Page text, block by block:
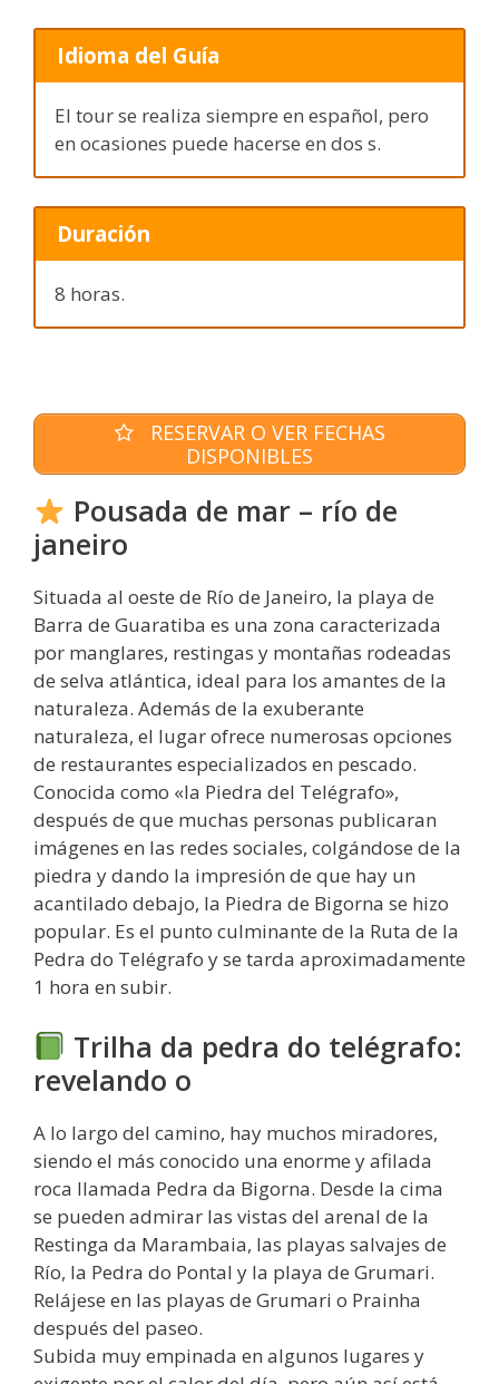
Idioma del Guía
El tour se realiza siempre en español, pero
en ocasiones puede hacerse en dos s.
Duración
8 horas.
RESERVAR O VER FECHAS
DISPONIBLES
Pousada de mar – río de
janeiro
Situada al oeste de Río de Janeiro, la playa de
Barra de Guaratiba es una zona caracterizada
por manglares, restingas y montañas rodeadas
de selva atlántica, ideal para los amantes de la
naturaleza. Además de la exuberante
naturaleza, el lugar ofrece numerosas opciones
de restaurantes especializados en pescado.
Conocida como «la Piedra del Telégrafo»,
después de que muchas personas publicaran
imágenes en las redes sociales, colgándose de la
piedra y dando la impresión de que hay un
acantilado debajo, la Piedra de Bigorna se hizo
popular. Es el punto culminante de la Ruta de la
Pedra do Telégrafo y se tarda aproximadamente
1 hora en subir.
Trilha da pedra do telégrafo:
revelando o
A lo largo del camino, hay muchos miradores,
siendo el más conocido una enorme y afilada
roca llamada Pedra da Bigorna. Desde la cima
se pueden admirar las vistas del arenal de la
Restinga da Marambaia, las playas salvajes de
Río, la Pedra do Pontal y la playa de Grumari.
Relájese en las playas de Grumari o Prainha
después del paseo.
Subida muy empinada en algunos lugares y